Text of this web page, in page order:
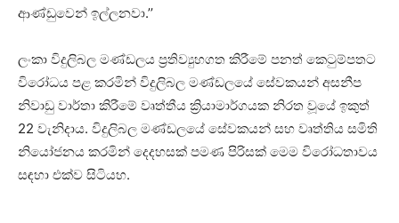
ආණ්ඩුවෙන් ඉල්ලනවා.’’
ලංකා විදුලිබල මණ්ඩලය ප්‍රතිව්‍යුහගත කිරීමේ පනත් කෙටුම්පතට
විරෝධය පළ කරමින් විදුලිබල මණ්ඩලයේ සේවකයන් අසනීප
නිවාඩු වාර්තා කිරීමේ වෘත්තීය ක්‍රියාමාර්ගයක නිරත වූයේ ඉකුත්
22 වැනිදාය. විදුලිබල මණ්ඩලයේ සේවකයන් සහ වෘත්තිය සමිති
නියෝජනය කරමින් දෙදහසක් පමණ පිරිසක් මෙම විරෝධතාවය
සඳහා එක්ව සිටියහ.